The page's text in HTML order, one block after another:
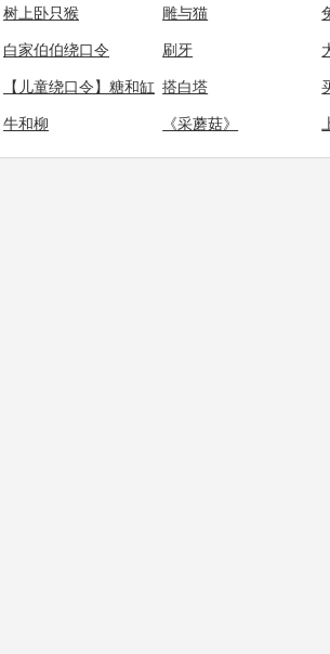
树上卧只猴
雕与猫
白家伯伯绕口令
刷牙
【儿童绕口令】糖和缸 搭白塔
牛和柳
《采蘑菇》